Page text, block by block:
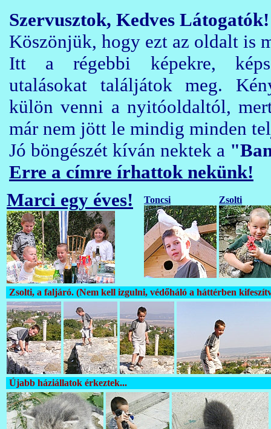
Szervusztok, Kedves Látogatók!
Köszönjük, hogy ezt az oldalt is
Itt a régebbi képekre,
utalásokat találjátok meg.
külön venni a nyitóoldaltól,
már nem jött le mindig minden
Jó böngészét kíván nektek a
Erre a címre írhattok nekünk!
Marci egy éves!
Toncsi Zsolti
Zsolti, a faljáró. (Nem kell izgulni, védőháló a háttérben
Újabb háziállatok érkeztek...